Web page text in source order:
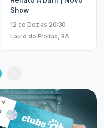
Show
12 de Dez às 20:30
Lauro de Freitas, BA